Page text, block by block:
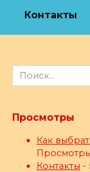
Контакты
Search
for:
Просмотры
Как
Контакты -